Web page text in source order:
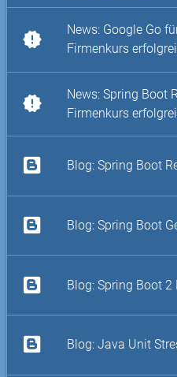
new_releases
News: Google Go
Firmenkurs
new_releases
News: Spring Boot
Firmenkurs
Blog: Spring Boot
Blog: Spring Boot
Blog: Spring Boot 2
Blog: Java Unit